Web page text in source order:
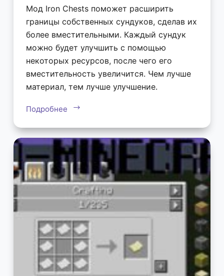
Мод Iron Chests поможет расширить
границы собственных сундуков, сделав их
более вместительными. Каждый сундук
можно будет улучшить с помощью
некоторых ресурсов, после чего его
вместительность увеличится. Чем лучше
материал, тем лучше улучшение.
Подробнее